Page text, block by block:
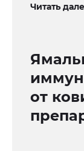
Читать
от